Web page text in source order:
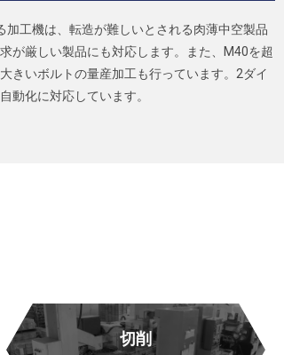
加工機は、転造が難しいとされる肉薄中空製品
が厳しい製品にも対応します。また、M40を超
きいボルトの量産加工も行っています。2ダイ
動化に対応しています。
切削